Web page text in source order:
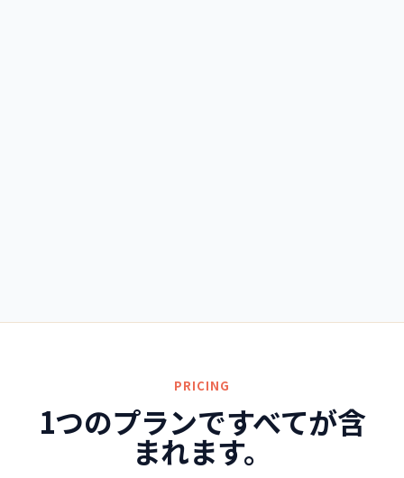
PRICING
1つのプランですべてが含
まれます。